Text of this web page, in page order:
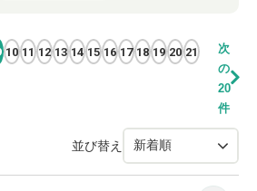
10 11 12 13 14 15 16 17 18 19 20 21
次
の
20
件
並び替え